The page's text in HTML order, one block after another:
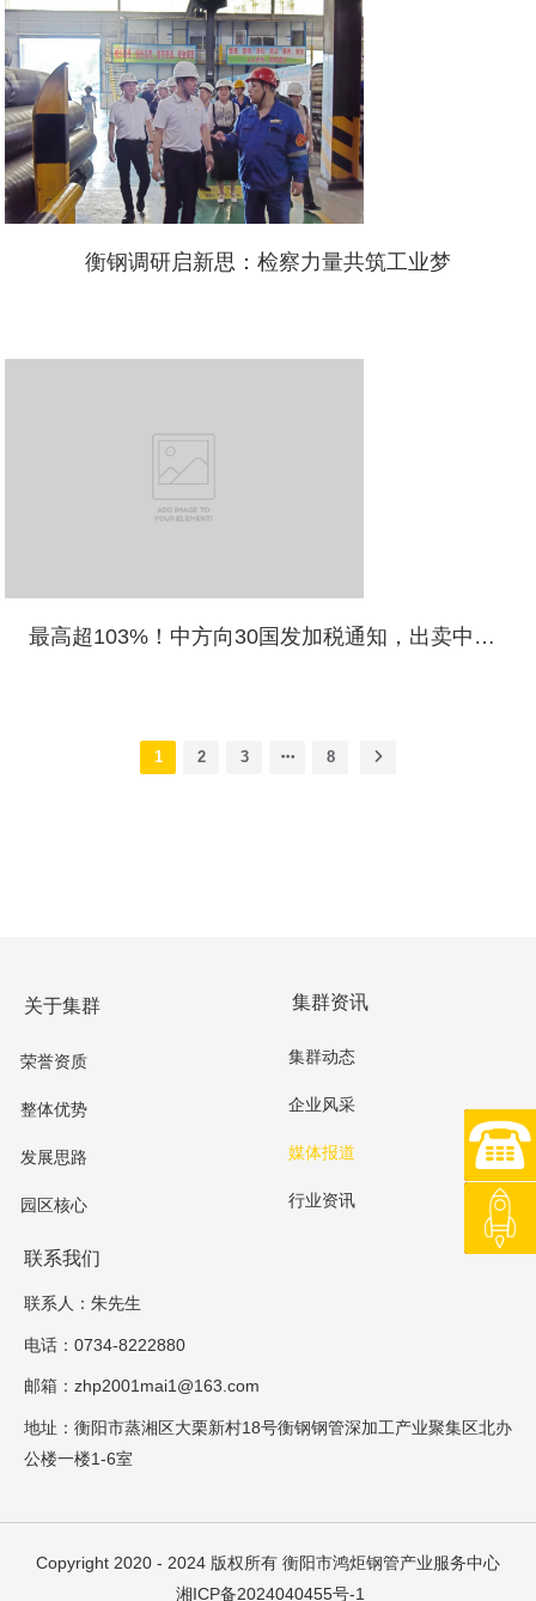
衡钢调研启新思：检察力量共筑工业梦
最高超103%！中方向30国发加税通知，出卖中国讨好特朗普必遭反制
1 2 3 8
关于集群
荣誉资质
整体优势
发展思路
园区核心
集群资讯
集群动态
企业风采
媒体报道
行业资讯
联系我们
联系人：朱先生
电话：0734-8222880
邮箱：zhp2001mai1@163.com
地址：衡阳市蒸湘区大栗新村18号衡钢钢管深加工产业聚集区北办
公楼一楼1-6室
Copyright 2020 - 2024 版权所有 衡阳市鸿炬钢管产业服务中心
湘ICP备2024040455号-1
0734-
返回顶